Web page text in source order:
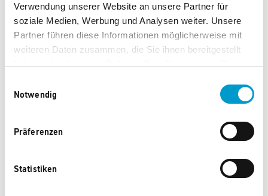
Verwendung unserer Website an unsere Partner für
soziale Medien, Werbung und Analysen weiter. Unsere
Partner führen diese Informationen möglicherweise mit
weiteren Daten zusammen, die Sie ihnen bereitgestellt
haben oder die sie im Rahmen Ihrer Nutzung der Dienste
Notwendig
Präferenzen
Statistiken
Caparol
38.080 Punkte
3D-System PLUS
Farbtonblatt-Modul
46.410 Punkte